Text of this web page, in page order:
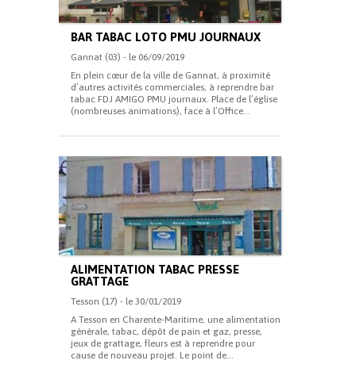
BAR TABAC LOTO PMU JOURNAUX
Gannat (03) - le 06/09/2019
En plein cœur de la ville de Gannat, à proximité
d’autres activités commerciales, à reprendre bar
tabac FDJ AMIGO PMU journaux. Place de l’église
(nombreuses animations), face à l’Office...
ALIMENTATION TABAC PRESSE
GRATTAGE
Tesson (17) - le 30/01/2019
A Tesson en Charente-Maritime, une alimentation
générale, tabac, dépôt de pain et gaz, presse,
jeux de grattage, fleurs est à reprendre pour
cause de nouveau projet. Le point de...